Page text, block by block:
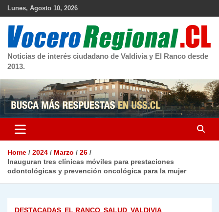
Skip
Lunes, Agosto 10, 2026
Noticias de interés ciudadano de Valdivia y El Ranco desde
2013.
Home 2024 Marzo
26
Inauguran tres clínicas móviles para prestaciones
odontológicas y prevención oncológica para la mujer
DESTACADAS EL RANCO SALUD VALDIVIA